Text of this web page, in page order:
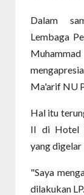
Dalam
Lembaga
Ma'arif NU
Hal itu
II di Hotel
yang digelar
"Saya
dilakukan